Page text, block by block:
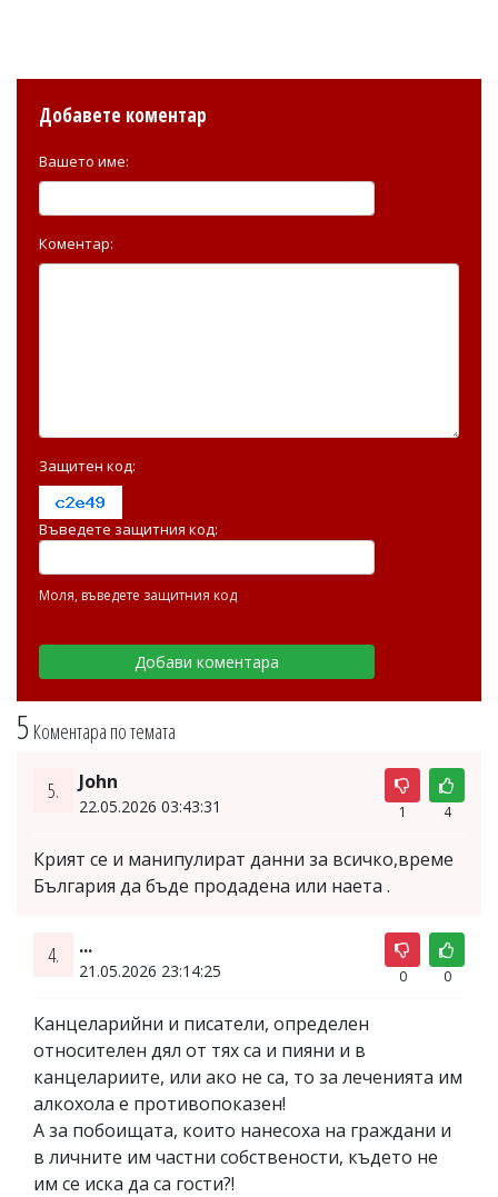
5 Коментара по темата
5. John
22.05.2026 03:43:31 1 4
Крият се и манипулират данни за всичко,време
България да бъде продадена или наета .
4. ...
21.05.2026 23:14:25 0 0
Канцеларийни и писатели, определен
относителен дял от тях са и пияни и в
канцелариите, или ако не са, то за леченията им
алкохола е противопоказен!
А за побоищата, които нанесоха на граждани и
в личните им частни собствености, където не
им се иска да са гости?!
Добавете коментар
Вашето име:
Коментар:
Защитен код:
Въведете защитния код:
Моля, въведете защитния код